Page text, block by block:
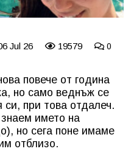
Jul 26 19579 0
повече от година
но само веднъж се
при това отдалеч.
името на
но сега поне имаме
отблизо.